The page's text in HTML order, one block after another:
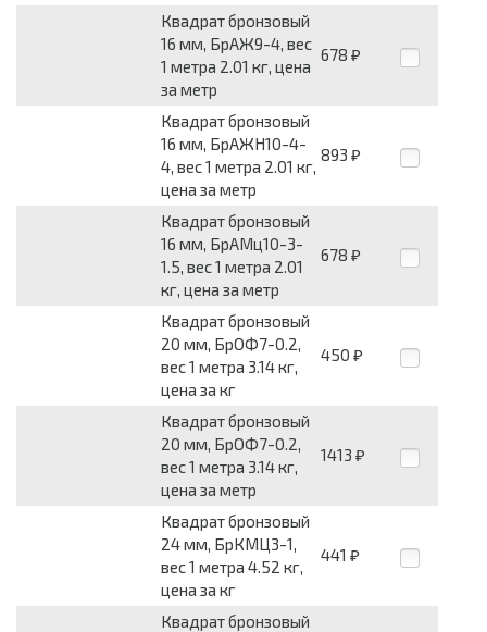
Квадрат бронзовый
16 мм, БрАЖ9-4, вес
1 метра 2.01 кг, цена
за метр
678 ₽
Квадрат бронзовый
16 мм, БрАЖН10-4-
4, вес 1 метра 2.01 кг,
цена за метр
893 ₽
Квадрат бронзовый
16 мм, БрАМц10-3-
1.5, вес 1 метра 2.01
кг, цена за метр
678 ₽
Квадрат бронзовый
20 мм, БрОФ7-0.2,
вес 1 метра 3.14 кг,
цена за кг
450 ₽
Квадрат бронзовый
20 мм, БрОФ7-0.2,
вес 1 метра 3.14 кг,
цена за метр
1413 ₽
Квадрат бронзовый
24 мм, БрКМЦ3-1,
вес 1 метра 4.52 кг,
цена за кг
441 ₽
Квадрат бронзовый